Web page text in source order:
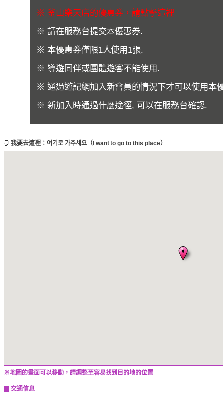
※ 釜山樂天店的優惠券，請點擊這裡
※ 請在服務台提交本優惠券.
※ 本優惠券僅限1人使用1張.
※ 導遊同伴或團體遊客不能使用.
※ 通過遊記網加入新會員的情況下才可以使用本
※ 新加入時通過什麼途徑, 可以在服務台確認.
我要去這裡：여기로 가주세요（I want to go to this place）
※地圖的畫面可以移動，請調整至容易找到目的地的位置
交通信息